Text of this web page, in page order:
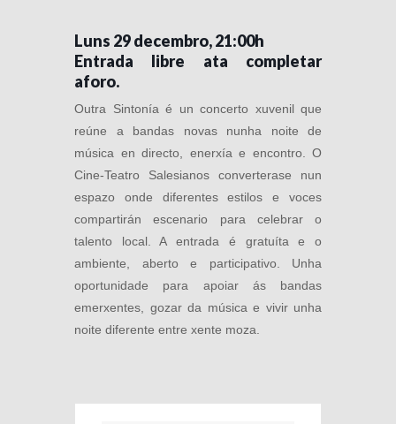
Luns 29 decembro, 21:00h
Entrada libre ata completar
aforo.
Outra Sintonía é un concerto xuvenil que
reúne a bandas novas nunha noite de
música en directo, enerxía e encontro. O
Cine-Teatro Salesianos converterase nun
espazo onde diferentes estilos e voces
compartirán escenario para celebrar o
talento local. A entrada é gratuíta e o
ambiente, aberto e participativo. Unha
oportunidade para apoiar ás bandas
emerxentes, gozar da música e vivir unha
noite diferente entre xente moza.